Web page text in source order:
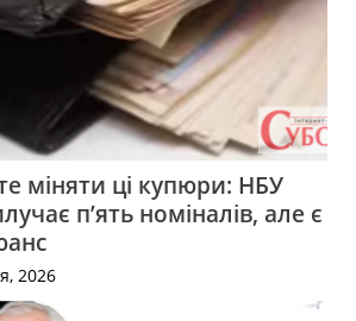
міняти ці купюри: НБУ
п’ять номіналів, але є
2026